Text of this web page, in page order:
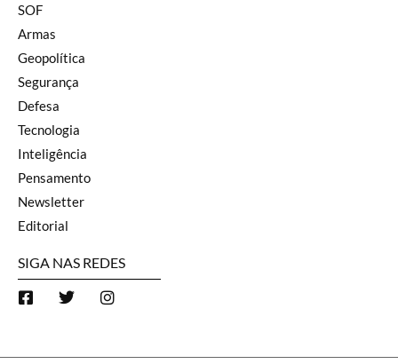
SOF
Armas
Geopolítica
Segurança
Defesa
Tecnologia
Inteligência
Pensamento
Newsletter
Editorial
SIGA NAS REDES